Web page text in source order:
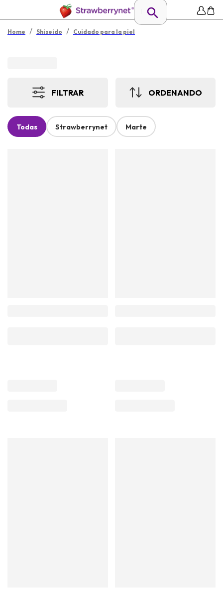
Home / Shiseido / Cuidado para la piel
FILTRAR ORDENANDO
Todas Strawberrynet Marte